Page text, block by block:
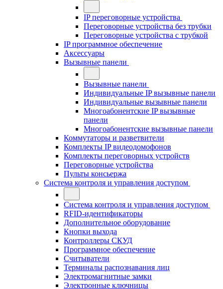
IP переговорные устройства
Переговорные устройства без трубки
Переговорные устройства с трубкой
IP программное обеспечение
Аксессуары
Вызывные панели
Вызывные панели
Индивидуальные IP вызывные панели
Индивидуальные вызывные панели
Многоабонентские IP вызывные
панели
Многоабонентские вызывные панели
Коммутаторы и разветвители
Комплекты IP видеодомофонов
Комплекты переговорных устройств
Переговорные устройства
Пульты консьержа
Система контроля и управления доступом
Система контроля и управления доступом
RFID-идентификаторы
Дополнительное оборудование
Кнопки выхода
Контроллеры СКУД
Программное обеспечение
Считыватели
Терминалы распознавания лиц
Электромагнитные замки
Электронные ключницы